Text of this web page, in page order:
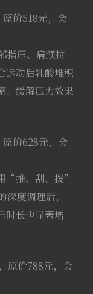
价518元，会
指压、肩颈拉
运动后乳酸堆积
、缓解压力效果
价628元，会
“推、刮、拨”
度调理后，
时长也显著增
原价788元，会